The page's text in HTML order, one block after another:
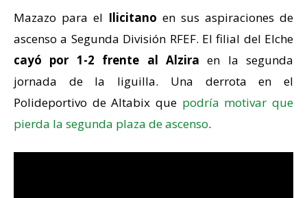
Mazazo para el Ilicitano en sus aspiraciones de
ascenso a Segunda División RFEF. El filial del Elche
cayó por 1-2 frente al Alzira en la segunda
jornada de la liguilla. Una derrota en el
Polideportivo de Altabix que podría motivar que
pierda la segunda plaza de ascenso.